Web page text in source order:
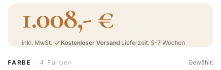
1.008,- €
inkl. MwSt.· Kostenloser Versand·Lieferzeit: 5-7 Wochen
FARBE · 4 Farben Gewählt: